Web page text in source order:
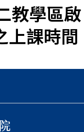
教學區啟
上課時間